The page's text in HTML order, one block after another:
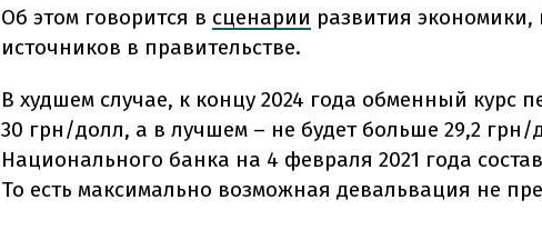
Об этом говорится в сценарии развития
источников в правительстве.
В худшем случае, к концу 2024 года обменный курс
30 грн/долл, а в лучшем – не будет больше 29,2 грн/
Национального банка на 4 февраля 2021 года
То есть максимально возможная девальвация не